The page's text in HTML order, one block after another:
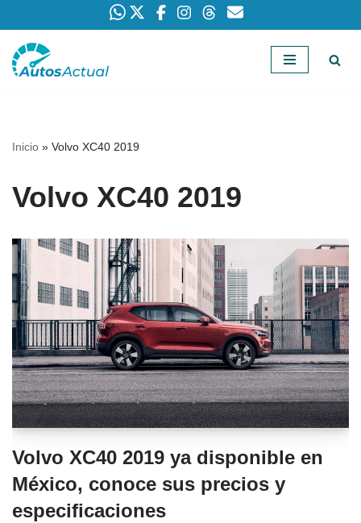
Saltar
Inicio » Volvo XC40 2019
Volvo XC40 2019
Volvo XC40 2019 ya disponible en
México, conoce sus precios y
especificaciones